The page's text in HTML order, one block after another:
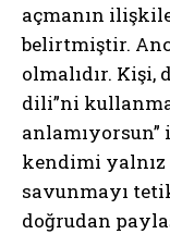
açmanın
belirtmiştir.
olmalıdır. Kişi,
dili”ni
anlamıyorsun”
kendimi yalnız
savunmayı
doğrudan